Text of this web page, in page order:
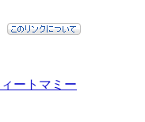
ートマミー